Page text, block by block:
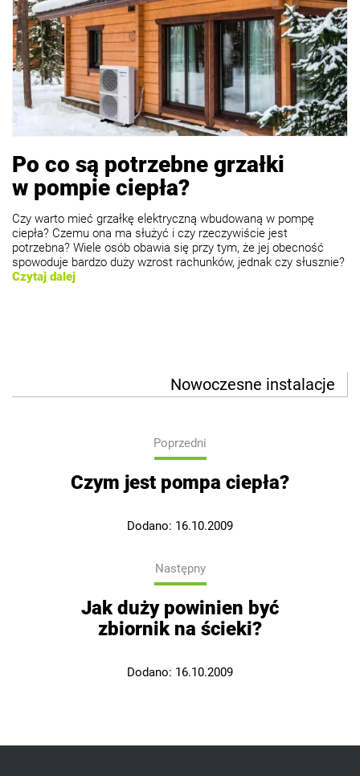
Po co są potrzebne grzałki
w pompie ciepła?
Czy warto mieć grzałkę elektryczną wbudowaną w pompę
ciepła? Czemu ona ma służyć i czy rzeczywiście jest
potrzebna? Wiele osób obawia się przy tym, że jej obecność
spowoduje bardzo duży wzrost rachunków, jednak czy słusznie?
Czytaj dalej
Nowoczesne instalacje
Poprzedni
Czym jest pompa ciepła?
Dodano: 16.10.2009
Następny
Jak duży powinien być
zbiornik na ścieki?
Dodano: 16.10.2009